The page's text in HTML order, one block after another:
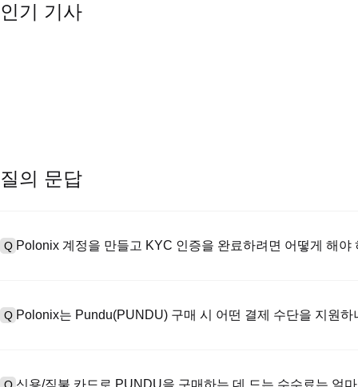
인기 기사
질의 문답
Q Polonix 계정을 만들고 KYC 인증을 완료하려면 어떻게 해야
하여 유효한 신분증 문서를 업로드하고 셀카를 찍어 KYC 인증을 완
Q Polonix는 Pundu(PUNDU) 구매 시 어떤 결제 수단을 지원하
신용/직불 카드로 PUNDU을 구매하는 데 드는 수수료는 얼